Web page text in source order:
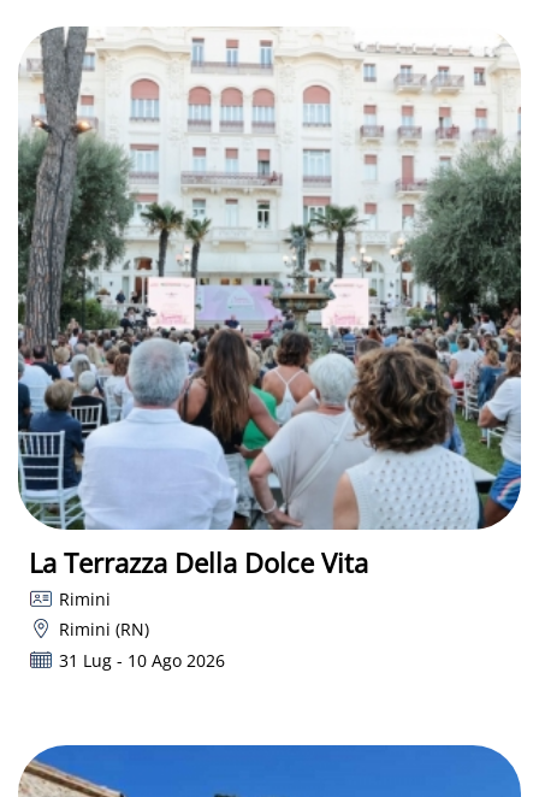
La Terrazza Della Dolce Vita
Rimini
Rimini (RN)
31 Lug - 10 Ago 2026